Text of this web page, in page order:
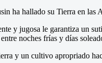
ha hallado su Tierra en las
y jugosa le garantiza un
noches frías y días
y un cultivo apropriado